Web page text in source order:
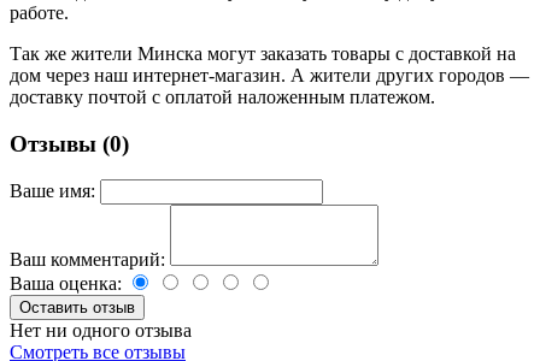
работе.
Так же жители Минска могут заказать товары с доставкой на
дом через наш интернет-магазин. А жители других городов —
доставку почтой с оплатой наложенным платежом.
Отзывы (0)
Ваше имя:
Ваш комментарий:
Ваша оценка:
Нет ни одного отзыва
Смотреть все отзывы